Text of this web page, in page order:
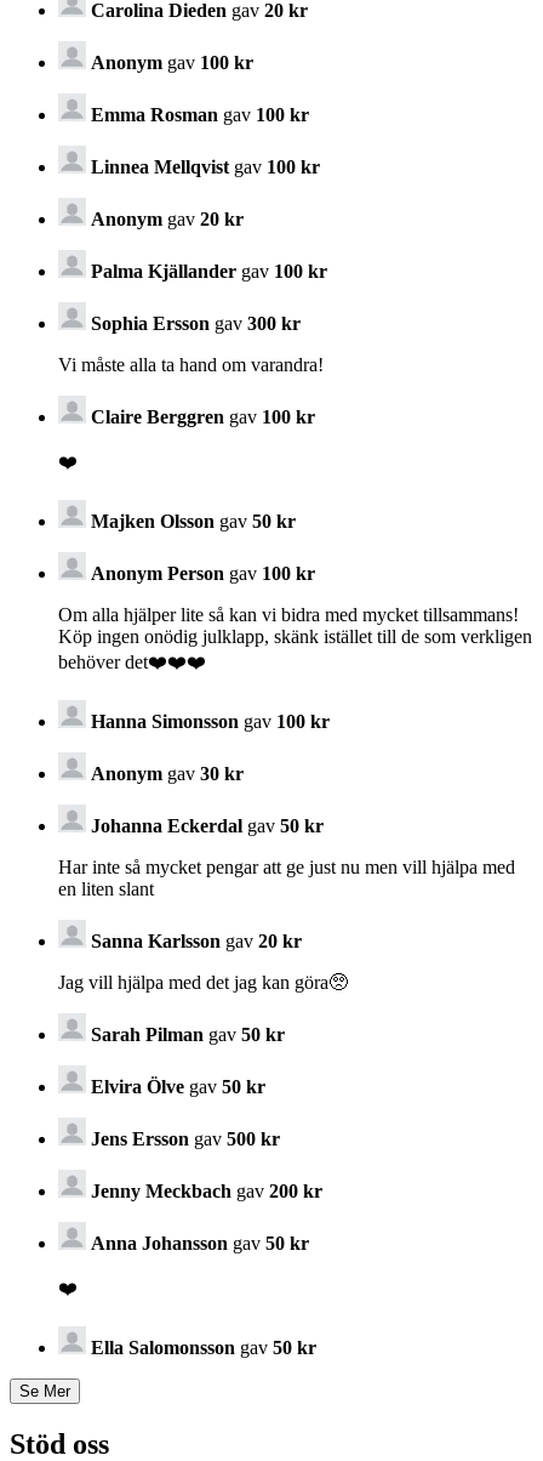
Carolina Dieden gav 20 kr
Anonym gav 100 kr
Emma Rosman gav 100 kr
Linnea Mellqvist gav 100 kr
Anonym gav 20 kr
Palma Kjällander gav 100 kr
Sophia Ersson gav 300 kr
Vi måste alla ta hand om varandra!
Claire Berggren gav 100 kr
❤️
Majken Olsson gav 50 kr
Anonym Person gav 100 kr
Om alla hjälper lite så kan vi bidra med mycket tillsammans!
Köp ingen onödig julklapp, skänk istället till de som verkligen
behöver det❤️❤️❤️
Hanna Simonsson gav 100 kr
Anonym gav 30 kr
Johanna Eckerdal gav 50 kr
Har inte så mycket pengar att ge just nu men vill hjälpa med
en liten slant
Sanna Karlsson gav 20 kr
Jag vill hjälpa med det jag kan göra🥺
Sarah Pilman gav 50 kr
Elvira Ölve gav 50 kr
Jens Ersson gav 500 kr
Jenny Meckbach gav 200 kr
Anna Johansson gav 50 kr
❤️
Ella Salomonsson gav 50 kr
Stöd oss